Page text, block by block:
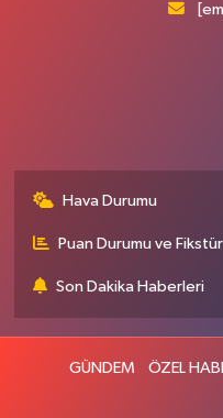
Hava Durumu
Puan Durumu ve Fikstür
Son Dakika Haberleri
GÜNDEM ÖZEL